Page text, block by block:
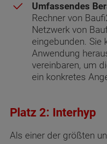
Umfassendes
Rechner von
Netzwerk von
eingebunden. Sie
Anwendung
vereinbaren, um
ein konkretes
Platz 2: Interhyp
Als einer der größten